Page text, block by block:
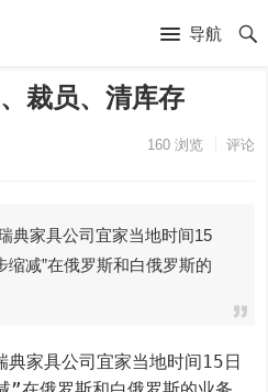
导航
裁员、清库存
160浏览 评论
典家具公司宜家当地时间15
缩减”在俄罗斯和白俄罗斯的